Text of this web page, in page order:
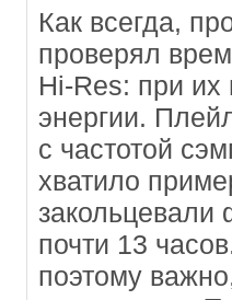
Как всегда,
проверял
Hi-Res: при
энергии.
с частотой
хватило
закольцевали
почти 13
поэтому